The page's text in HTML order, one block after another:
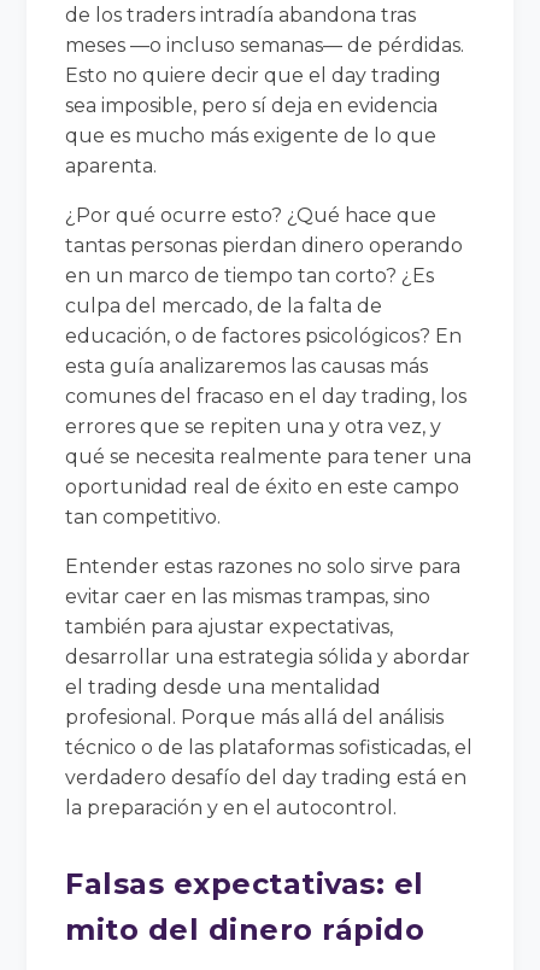
de los traders intradía abandona tras
meses —o incluso semanas— de pérdidas.
Esto no quiere decir que el day trading
sea imposible, pero sí deja en evidencia
que es mucho más exigente de lo que
aparenta.
¿Por qué ocurre esto? ¿Qué hace que
tantas personas pierdan dinero operando
en un marco de tiempo tan corto? ¿Es
culpa del mercado, de la falta de
educación, o de factores psicológicos? En
esta guía analizaremos las causas más
comunes del fracaso en el day trading, los
errores que se repiten una y otra vez, y
qué se necesita realmente para tener una
oportunidad real de éxito en este campo
tan competitivo.
Entender estas razones no solo sirve para
evitar caer en las mismas trampas, sino
también para ajustar expectativas,
desarrollar una estrategia sólida y abordar
el trading desde una mentalidad
profesional. Porque más allá del análisis
técnico o de las plataformas sofisticadas, el
verdadero desafío del day trading está en
la preparación y en el autocontrol.
Falsas expectativas: el
mito del dinero rápido